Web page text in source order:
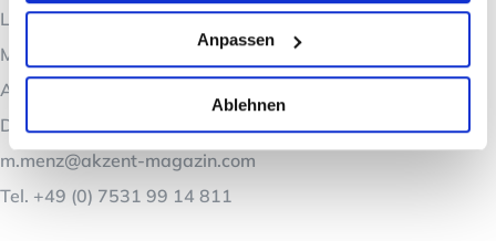
Anpassen
Ablehnen
Labhard Medien GmbH
Martina Menz
Am Seerhein 6
D-78467 Konstanz
m.menz@akzent-magazin.com
Tel. +49 (0) 7531 99 14 811